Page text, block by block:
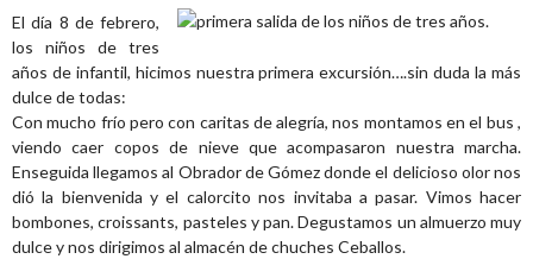
El día 8 de febrero,
los niños de tres
años de infantil, hicimos nuestra primera excursión….sin duda la más
dulce de todas:
Con mucho frío pero con caritas de alegría, nos montamos en el bus ,
viendo caer copos de nieve que acompasaron nuestra marcha.
Enseguida llegamos al Obrador de Gómez donde el delicioso olor nos
dió la bienvenida y el calorcito nos invitaba a pasar. Vimos hacer
bombones, croissants, pasteles y pan. Degustamos un almuerzo muy
dulce y nos dirigimos al almacén de chuches Ceballos.